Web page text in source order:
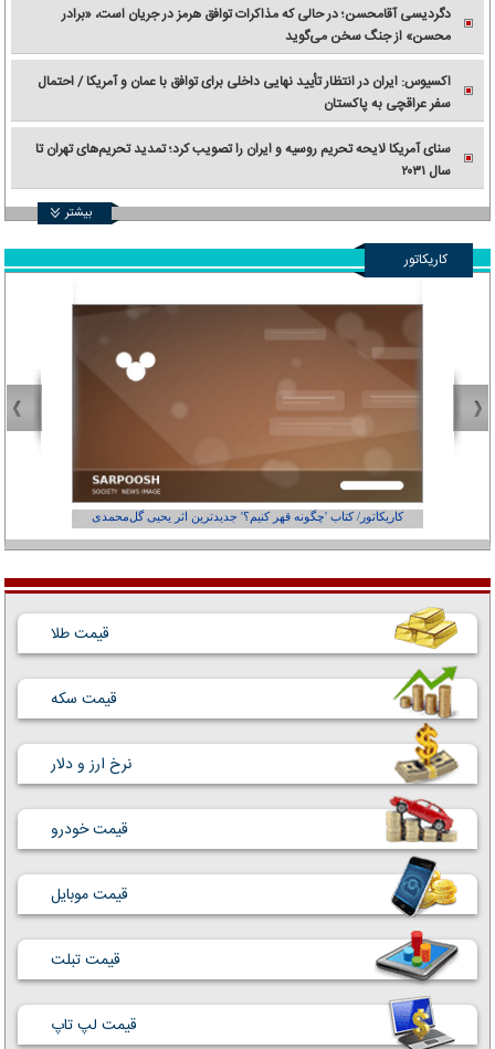
دگردیسی آقامحسن؛ در حالی که مذاکرات توافق هرمز در جریان است، «برادر
محسن» از جنگ سخن می‌گوید
اکسیوس: ایران در انتظار تأیید نهایی داخلی برای توافق با عمان و آمریکا / احتمال
سفر عراقچی به پاکستان
سنای آمریکا لایحه تحریم روسیه و ایران را تصویب کرد؛ تمدید تحریم‌های تهران تا
سال ۲۰۳۱
بیشتر
کاریکاتور
کاریکاتور/ کتاب 'چگونه قهر کنیم؟' جدیدترین اثر یحیی گل‌محمدی
قیمت طلا
قیمت سکه
نرخ ارز و دلار
قیمت خودرو
قیمت موبایل
قیمت تبلت
قیمت لپ تاپ